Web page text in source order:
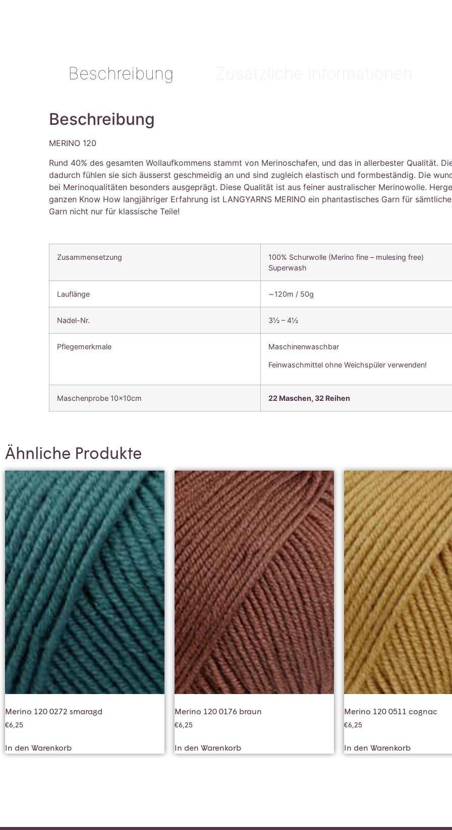
Beschreibung Zusätzliche Informationen
Beschreibung
MERINO 120
Rund 40% des gesamten Wollaufkommens stammt von Merinoschafen, und das in allerbester Qualität.
dadurch fühlen sie sich äusserst geschmeidig an und sind zugleich elastisch und formbeständig. Die
bei Merinoqualitäten besonders ausgeprägt. Diese Qualität ist aus feiner australischer Merinowolle.
ganzen Know How langjähriger Erfahrung ist LANGYARNS MERINO ein phantastisches Garn für
Garn nicht nur für klassische Teile!
Zusammensetzung
100% Schurwolle (Merino fine – mulesing free)
Superwash
Lauflänge ∼120m / 50g
Nadel-Nr. 3½ – 4½
Pflegemerkmale Maschinenwaschbar
Feinwaschmittel ohne Weichspüler verwenden!
Maschenprobe 10x10cm 22 Maschen, 32 Reihen
Ähnliche Produkte
Merino 120 0272 smaragd
€6,25
In den Warenkorb
Merino 120 0176 braun
€6,25
In den Warenkorb
Merino 120 0511 cognac
€6,25
In den Warenkorb